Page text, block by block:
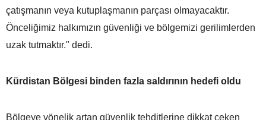
çatışmanın veya kutuplaşmanın parçası olmayacaktır.
Önceliğimiz halkımızın güvenliği ve bölgemizi gerilimlerden
uzak tutmaktır." dedi.
Kürdistan Bölgesi binden fazla saldırının hedefi oldu
Bölgeye yönelik artan güvenlik tehditlerine dikkat çeken